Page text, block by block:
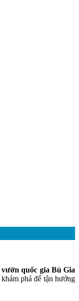
quốc gia Bù Gia
phá để tận hưởng